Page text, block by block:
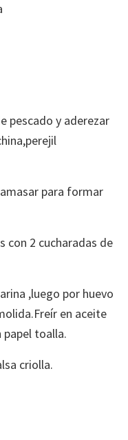
pescado y aderezar
para formar
con 2 cucharadas de
,luego por huevo
en aceite
papel toalla.
criolla.